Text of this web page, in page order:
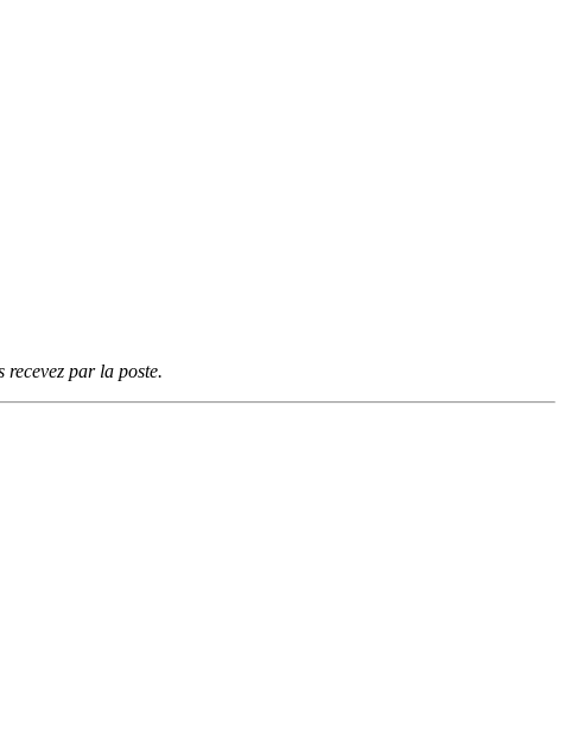
recevez par la poste.